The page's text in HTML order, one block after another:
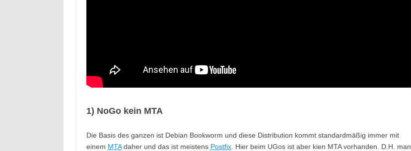
1) NoGo kein MTA
Die Basis des ganzen ist Debian Bookworm und diese Distribution kommt standardmäßig immer mit
einem MTAdaher und das ist meistens Postfix. Hier beim UGos ist aber kien MTA vorhanden. D.H. man